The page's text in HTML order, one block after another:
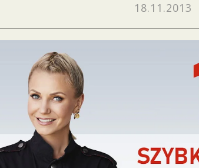
18.11.2013